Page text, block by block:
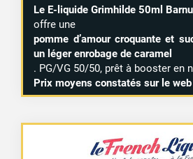
Le E-liquide Grimhilde 50ml
offre une
pomme d’amour croquante et
un léger enrobage de caramel
. PG/VG 50/50, prêt à booster en
Prix moyens constatés sur le